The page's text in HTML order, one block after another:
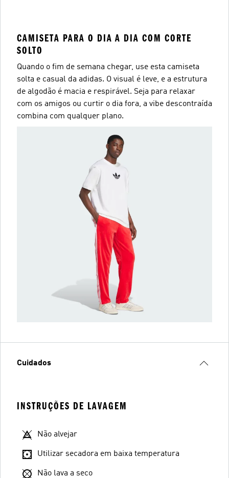
CAMISETA PARA O DIA A DIA COM CORTE
SOLTO
Quando o fim de semana chegar, use esta camiseta
solta e casual da adidas. O visual é leve, e a estrutura
de algodão é macia e respirável. Seja para relaxar
com os amigos ou curtir o dia fora, a vibe descontraída
combina com qualquer plano.
Cuidados
INSTRUÇÕES DE LAVAGEM
Não alvejar
Utilizar secadora em baixa temperatura
Não lava a seco